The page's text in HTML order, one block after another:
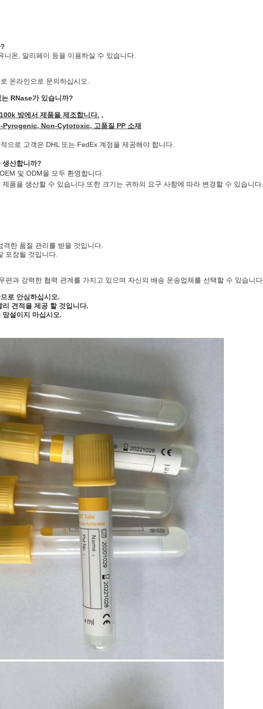
니온, 알리페이 등을 이용하실 수 있습니다.
온라인으로 문의하십시오.
RNase가 있습니까?
방에서 제품을 제조합니다. ,
Pyrogenic, Non-Cytotoxic, 고품질 PP 소재
으로 고객은 DHL 또는 FedEx 계정을 제공해야 합니다.
생산합니까?
및 ODM을 모두 환영합니다.
품을 생산할 수 있습니다.또한 크기는 귀하의 요구 사항에 따라 변경할 수 있습니다.
한 품질 관리를 받을 것입니다.
포장될 것입니다.
편과 강력한 협력 관계를 가지고 있으며 자신의 배송 운송업체를 선택할 수 있습니다.
로 안심하십시오.
견적을 제공 할 것입니다.
설이지 마십시오.